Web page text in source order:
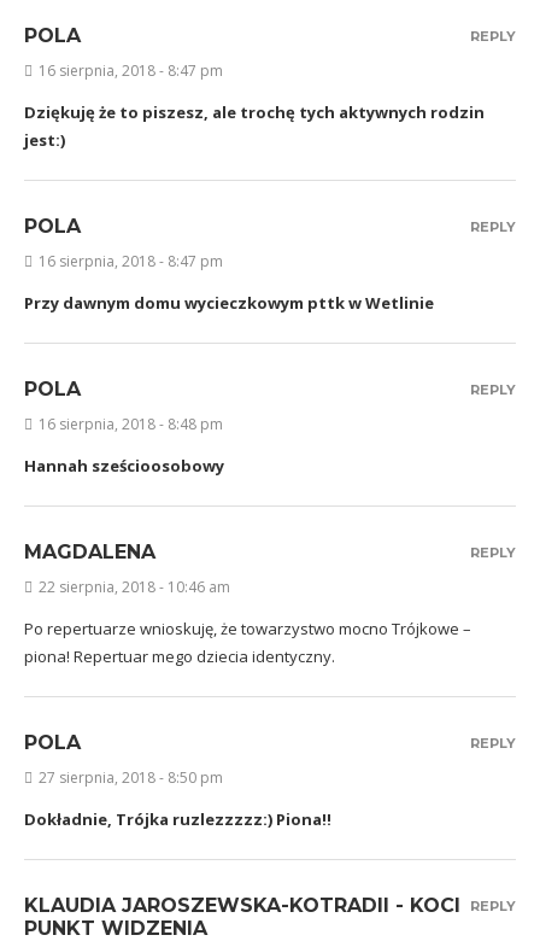
POLA
16 sierpnia, 2018 - 8:47 pm
Dziękuję że to piszesz, ale trochę tych aktywnych rodzin
jest:)
REPLY
POLA
16 sierpnia, 2018 - 8:47 pm
Przy dawnym domu wycieczkowym pttk w Wetlinie
REPLY
POLA
16 sierpnia, 2018 - 8:48 pm
Hannah sześcioosobowy
REPLY
MAGDALENA
22 sierpnia, 2018 - 10:46 am
Po repertuarze wnioskuję, że towarzystwo mocno Trójkowe –
piona! Repertuar mego dziecia identyczny.
REPLY
POLA
27 sierpnia, 2018 - 8:50 pm
Dokładnie, Trójka ruzlezzzzz:) Piona!!
REPLY
KLAUDIA JAROSZEWSKA-KOTRADII - KOCI
PUNKT WIDZENIA
REPLY